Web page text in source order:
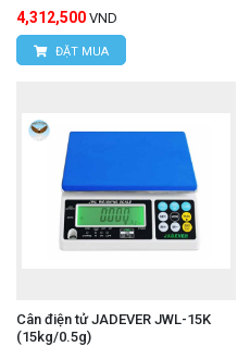
4,312,500 VND
ĐẶT MUA
Cân điện tử JADEVER JWL-15K
(15kg/0.5g)